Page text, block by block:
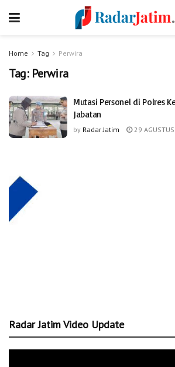
Home Tag Perwira
Tag: Perwira
Mutasi Personel di Polres
Jabatan
by Radar Jatim 29
Radar Jatim Video Update